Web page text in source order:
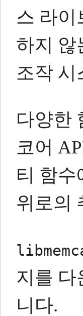
스 라이
하지 않
조작 시
다양한
코어
티 함수
위로의
지를 다
니다.